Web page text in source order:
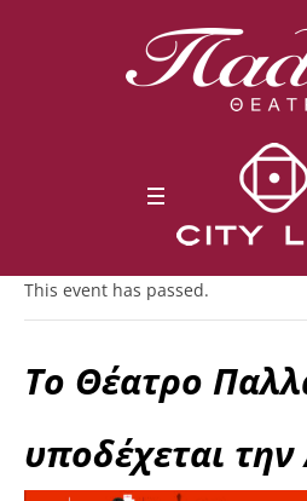
This event has passed.
Το Θέατρο
υποδέχεται